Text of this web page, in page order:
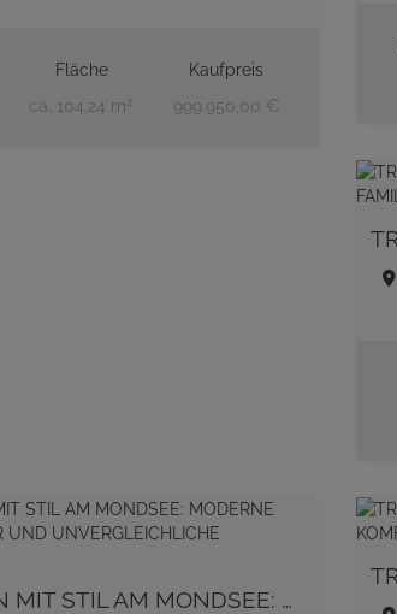
Fläche
ca. 104,24 m2
Kaufpreis
999.950,00 €
WOHNEN MIT STIL AM MONDSEE: MODERNE ARCHITEKTUR UND UNVERGLEICHLICHE AUSSICHTEN